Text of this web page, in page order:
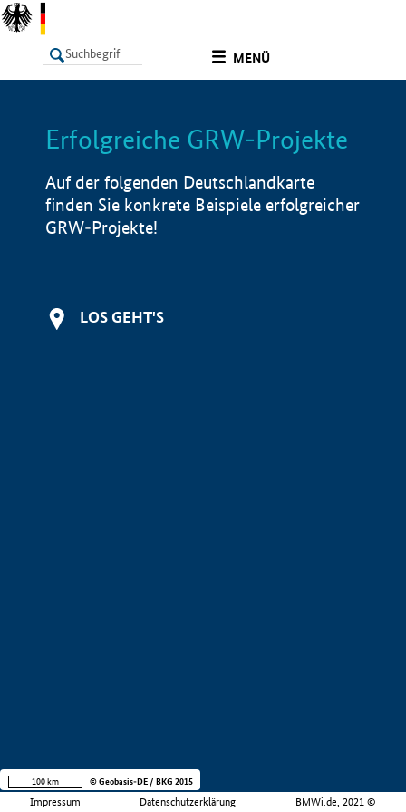
MENÜ
LISTE Info
Erfolgreiche GRW-Projekte
Auf der folgenden Deutschlandkarte
finden Sie konkrete Beispiele erfolgreicher
GRW-Projekte!
LOS GEHT'S
Impressum Datenschutzerklärung BMWi.de, 2021 ©
100 km © Geobasis-DE / BKG 2015